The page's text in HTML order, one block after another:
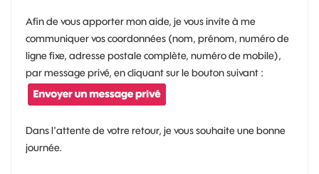
Afin de vous apporter mon aide, je vous invite à me
communiquer vos coordonnées (nom, prénom, numéro de
ligne fixe, adresse postale complète, numéro de mobile),
par message privé, en cliquant sur le bouton suivant :
Dans l'attente de votre retour, je vous souhaite une bonne
journée.